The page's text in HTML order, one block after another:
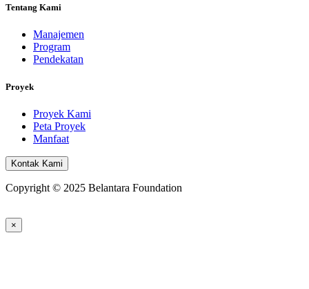
Tentang Kami
Manajemen
Program
Pendekatan
Proyek
Proyek Kami
Peta Proyek
Manfaat
Kontak Kami
Copyright © 2025 Belantara Foundation
×